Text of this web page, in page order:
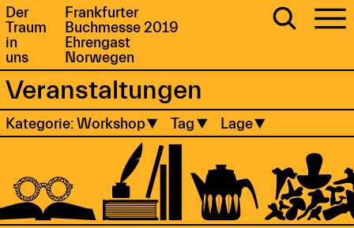
Der
Traum
in
uns
Frankfurter
Buchmesse 2019
Ehrengast
Norwegen
Veranstaltungen
Kategorie: Workshop Tag Lage